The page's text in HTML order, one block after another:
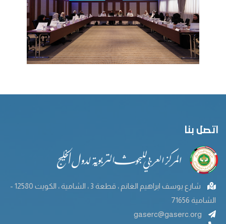
اتصل بنا
شارع يوسف ابراهيم الغانم ، قطعة 3 ، الشامية ، الكويت 12580 -
الشامية 71656
gaserc@gaserc.org